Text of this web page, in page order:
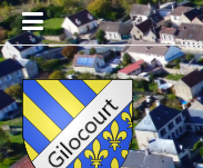
Aller
au
contenu